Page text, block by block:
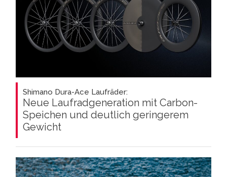
Shimano Dura-Ace Laufräder:
Neue Laufradgeneration mit Carbon-
Speichen und deutlich geringerem
Gewicht